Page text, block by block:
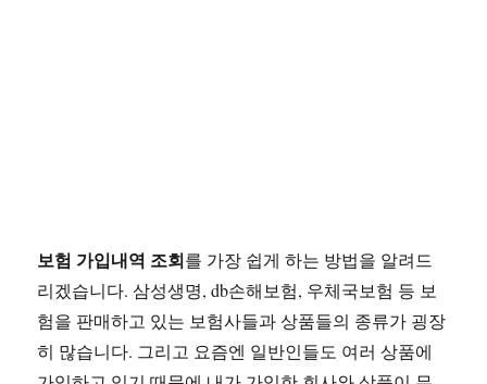
보험 가입내역 조회를 가장 쉽게 하는 방법을 알려드
리겠습니다. 삼성생명, db손해보험, 우체국보험 등 보
험을 판매하고 있는 보험사들과 상품들의 종류가 굉장
히 많습니다. 그리고 요즘엔 일반인들도 여러 상품에